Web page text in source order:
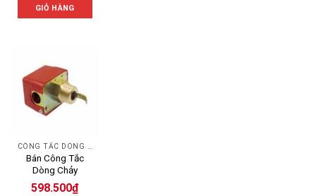
GIỎ HÀNG
Bán Công Tắc
Dòng Chảy
598.500₫